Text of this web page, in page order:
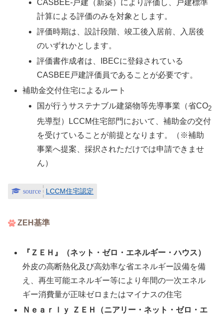
CASBEE-戸建（新築）により評価し、戸建標準
計算による評価のみを対象とします。
評価時期は、設計段階、竣工後入居前、入居後
のいずれかとします。
評価書作成者は、IBECに登録されている
CASBEE戸建評価員であることが必要です。
補助金交付住宅によるルート
国が行うサステナブル建築物等先導事業（省CO2
先導型）LCCM住宅部門において、補助金の交付
を受けていることが前提となります。（※補助
事業へ提案、採択されただけでは申請できませ
ん）
LCCM住宅認定
ZEH基準
『ＺＥＨ』（ネット・ゼロ・エネルギー・ハウス）
外皮の高断熱化及び高効率な省エネルギー設備を備
え、再生可能エネルギー等により年間の一次エネル
ギー消費量が正味ゼロまたはマイナスの住宅
Ｎｅａｒｌｙ ＺＥＨ（ニアリー・ネット・ゼロ・エ